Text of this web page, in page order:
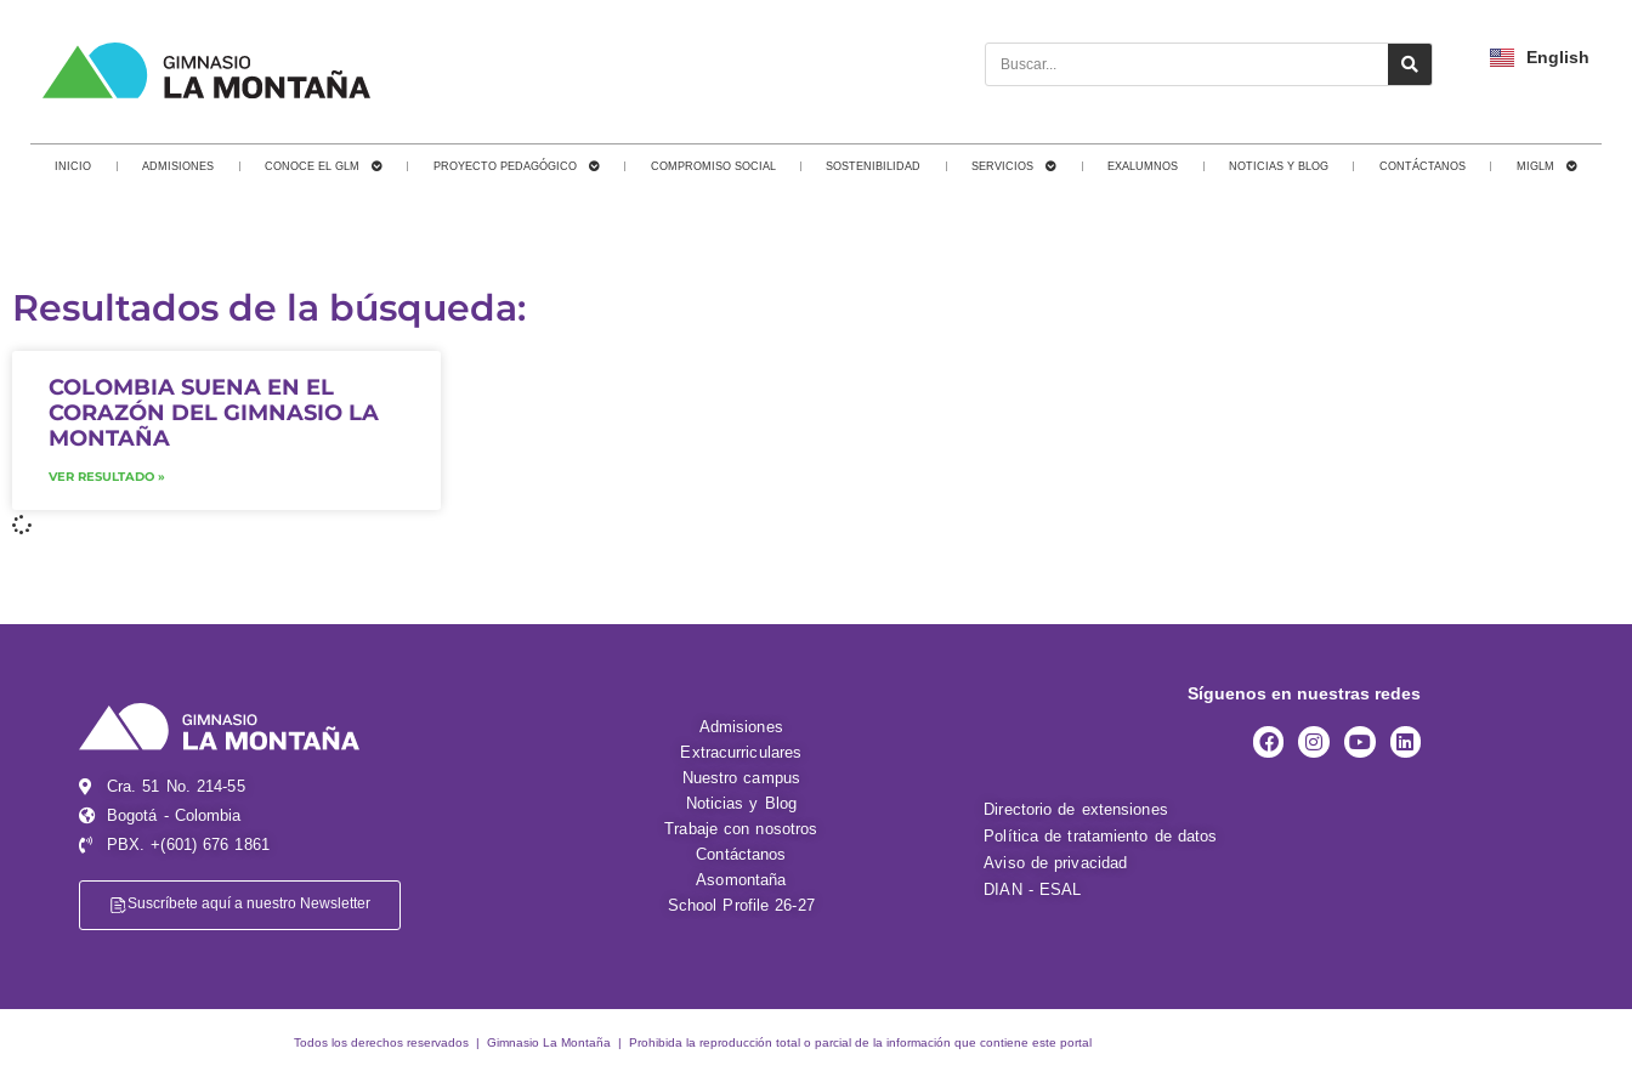
English
INICIO ADMISIONES CONOCE EL GLM PROYECTO PEDAGÓGICO COMPROMISO SOCIAL SOSTENIBILIDAD SERVICIOS EXALUMNOS NOTICIAS Y BLOG CONTÁCTANOS MIGLM
Resultados de la búsqueda:
COLOMBIA SUENA EN EL
CORAZÓN DEL GIMNASIO LA
MONTAÑA
VER RESULTADO »
Cra. 51 No. 214-55
Bogotá - Colombia
PBX. +(601) 676 1861
Suscríbete aquí a nuestro Newsletter
Admisiones
Extracurriculares
Nuestro campus
Noticias y Blog
Trabaje con nosotros
Contáctanos
Asomontaña
School Profile 26-27
Síguenos en nuestras redes
Directorio de extensiones
Política de tratamiento de datos
Aviso de privacidad
DIAN - ESAL
Todos los derechos reservados | Gimnasio La Montaña | Prohibida la reproducción total o parcial de la información que contiene este portal